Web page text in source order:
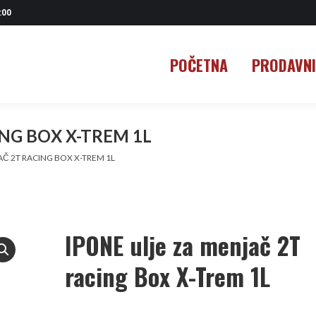
POČETNA
BOX X-TREM 1L
2T RACING BOX X-TREM 1L
IPONE ulje za menjač 2T
racing Box X-Trem 1L
POČETNA